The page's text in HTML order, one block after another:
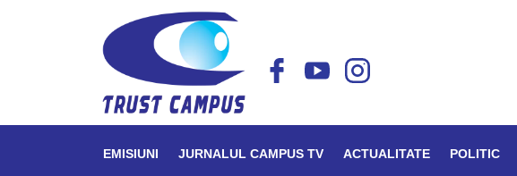
EMISIUNI JURNALUL CAMPUS TV ACTUALITATE POLITIC